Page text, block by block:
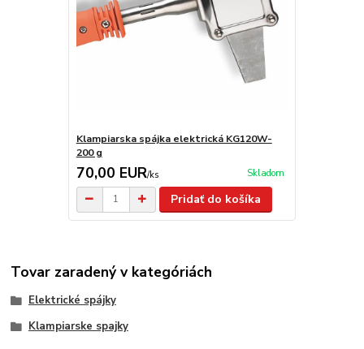
Klampiarska spájka elektrická KG120W-
200 g
70,00 EUR/ks Skladom
Pridať do košíka
Tovar zaradený v kategóriách
Elektrické spájky
Klampiarske spajky